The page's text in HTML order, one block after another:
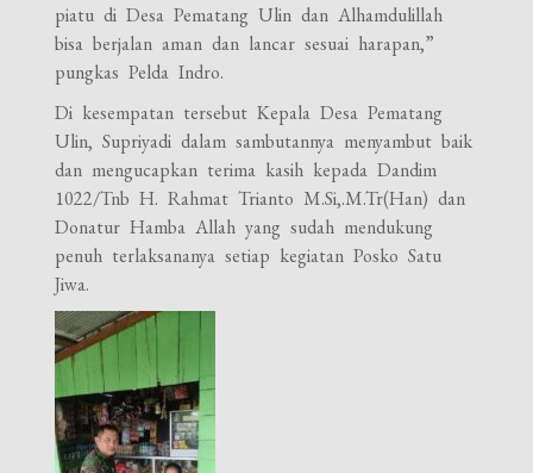
piatu di Desa Pematang Ulin dan Alhamdulillah
bisa berjalan aman dan lancar sesuai harapan,”
pungkas Pelda Indro.
Di kesempatan tersebut Kepala Desa Pematang
Ulin, Supriyadi dalam sambutannya menyambut baik
dan mengucapkan terima kasih kepada Dandim
1022/Tnb H. Rahmat Trianto M.Si,.M.Tr(Han) dan
Donatur Hamba Allah yang sudah mendukung
penuh terlaksananya setiap kegiatan Posko Satu
Jiwa.